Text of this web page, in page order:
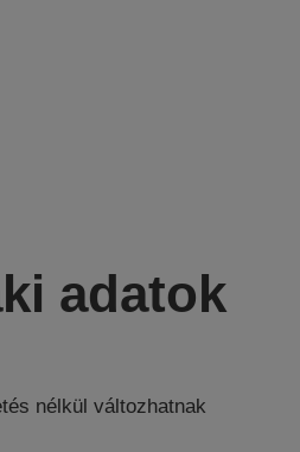
adatok
nélkül változhatnak